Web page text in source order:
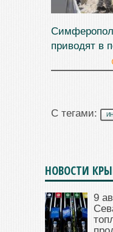
приводят в
С тегами:
НОВОСТИ
9